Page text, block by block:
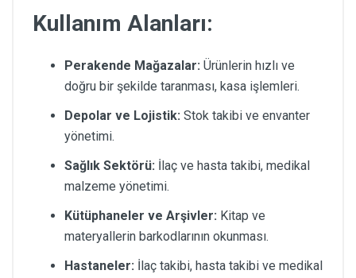
Kullanım Alanları:
Perakende Mağazalar: Ürünlerin hızlı ve
doğru bir şekilde taranması, kasa işlemleri.
Depolar ve Lojistik: Stok takibi ve envanter
yönetimi.
Sağlık Sektörü: İlaç ve hasta takibi, medikal
malzeme yönetimi.
Kütüphaneler ve Arşivler: Kitap ve
materyallerin barkodlarının okunması.
Hastaneler: İlaç takibi, hasta takibi ve medikal